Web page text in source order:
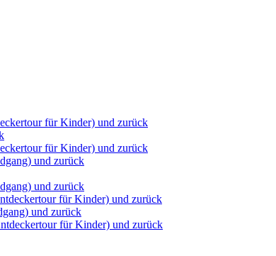
für Kinder) und zurück
für Kinder) und zurück
und zurück
und zurück
für Kinder) und zurück
und zurück
für Kinder) und zurück